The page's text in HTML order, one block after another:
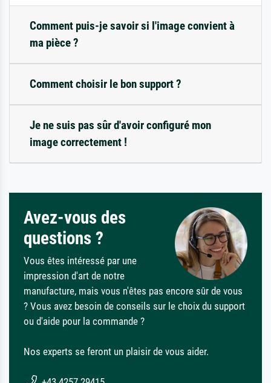
Comment puis-je savoir si l'image convient à
ma pièce ?
Comment choisir le bon support ?
Je ne suis pas sûr d'avoir configuré mon
image correctement !
Avez-vous des
questions ?
Vous êtes intéressé par une
impression d'art de notre
manufacture, mais vous n'êtes pas encore sûr de vous
? Vous avez besoin de conseils sur le choix du support
ou d'aide pour la commande ?
Nos experts se feront un plaisir de vous aider.